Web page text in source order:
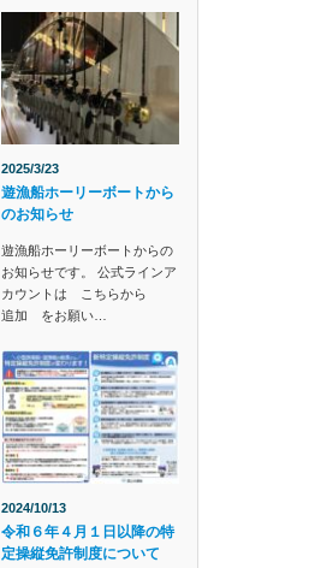
2025/3/23
遊漁船ホーリーボートから
のお知らせ
遊漁船ホーリーボートからの
お知らせです。 公式ラインア
カウントは こちらから
追加 をお願い…
2024/10/13
令和６年４月１日以降の特
定操縦免許制度について